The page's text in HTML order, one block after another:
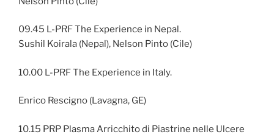
09.45 L-PRF The Experience in Nepal.
Sushil Koirala (Nepal), Nelson Pinto (Cile)
10.00 L-PRF The Experience in Italy.
Enrico Rescigno (Lavagna, GE)
10.15 PRP Plasma Arricchito di Piastrine nelle Ulcere